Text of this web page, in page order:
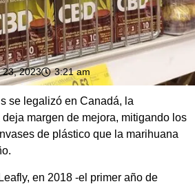
23, 2023 3:21 am
se legalizó en Canadá, la
margen de mejora, mitigando los
de plástico que la marihuana
en 2018 -el primer año de